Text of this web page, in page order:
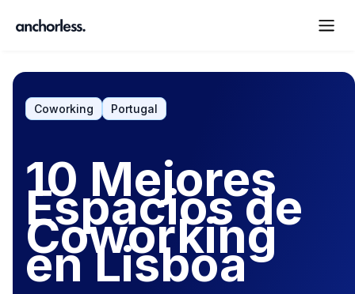
Coworking Portugal
10 Mejores
Espacios de
Coworking
en Lisboa